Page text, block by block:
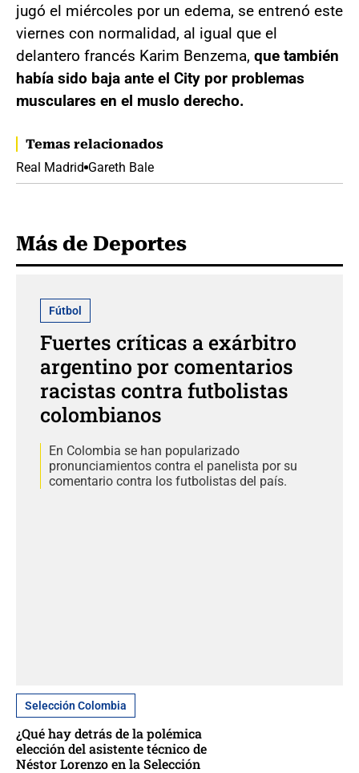
jugó el miércoles por un edema, se entrenó este
viernes con normalidad, al igual que el
delantero francés Karim Benzema, que también
había sido baja ante el City por problemas
musculares en el muslo derecho.
Temas relacionados
Real Madrid Gareth Bale
Más de Deportes
Fútbol
Fuertes críticas a exárbitro
argentino por comentarios
racistas contra futbolistas
colombianos
En Colombia se han popularizado
pronunciamientos contra el panelista por su
comentario contra los futbolistas del país.
Selección Colombia
¿Qué hay detrás de la polémica
elección del asistente técnico de
Néstor Lorenzo en la Selección